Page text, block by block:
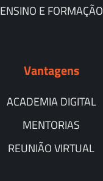
ENSINO E FORMAÇÃO
Vantagens
ACADEMIA DIGITAL
MENTORIAS
REUNIÃO VIRTUAL